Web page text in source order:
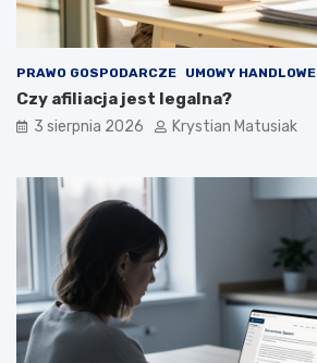
PRAWO GOSPODARCZE UMOWY HANDLOWE
Czy afiliacja jest legalna?
3 sierpnia 2026 Krystian Matusiak